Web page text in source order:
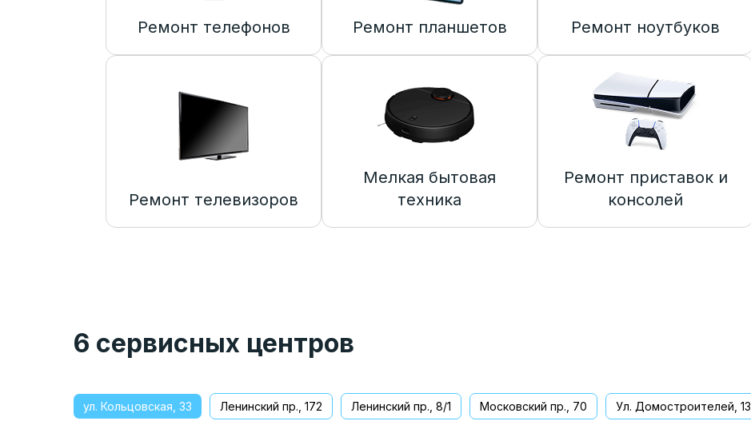
Ремонт телефонов Ремонт планшетов Ремонт ноутбуков
Ремонт телевизоров
Мелкая бытовая
техника
Ремонт приставок и
консолей
6 сервисных центров
ул. Кольцовская, 33 Ленинский пр., 172 Ленинский пр., 8/1 Московский пр., 70 Ул. Домостроителей, 13